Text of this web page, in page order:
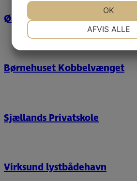
Østre Anlæg
Børnehuset Kobbelvænget
Sjællands Privatskole
Virksund lystbådehavn
AFVIS ALLE
OK